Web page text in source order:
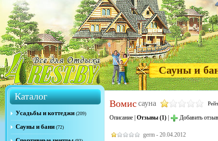
Сауны и
Каталог
Усадьбы и коттеджи (209)
Сауны и бани (72)
Вомис сауна
Описание Отзывы (1) Добавить отзыв
germ - 20.04.2012